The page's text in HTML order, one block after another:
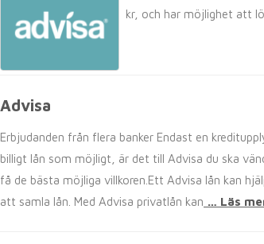
kr, och har möjlighet att
Advisa
Erbjudanden från flera banker Endast en
billigt lån som möjligt, är det till Advisa du ska
få de bästa möjliga villkoren.Ett Advisa lån kan
att samla lån. Med Advisa privatlån kan … Läs